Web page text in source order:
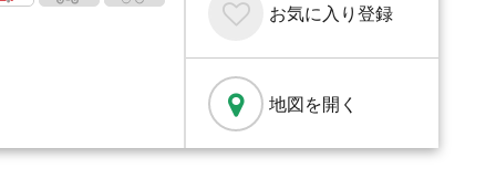
お気に入り 登録
地図を開く